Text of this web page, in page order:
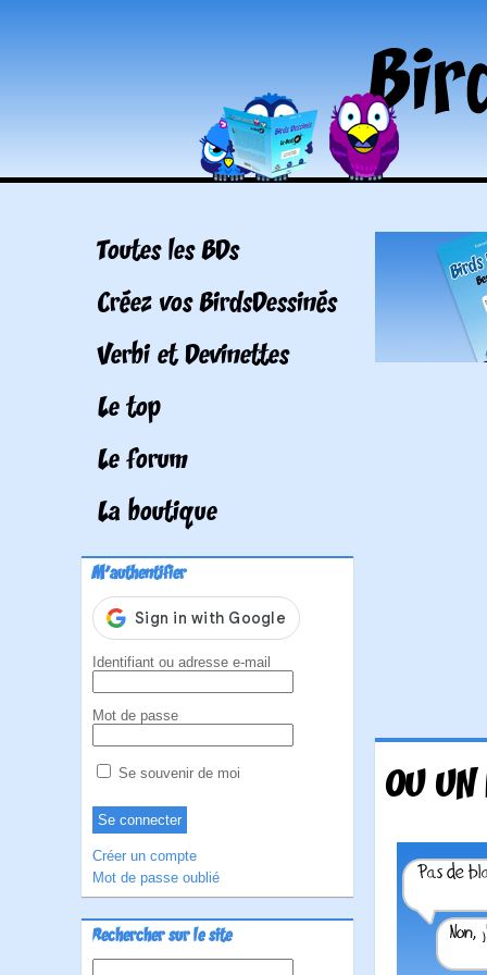
Toutes les BDs
Créez vos BirdsDessinés
Verbi et Devinettes
Le top
Le forum
La boutique
M'authentifier
Identifiant ou adresse e-mail
Mot de passe
Se souvenir de moi
Créer un compte
Mot de passe oublié
Rechercher sur le site
OU UN